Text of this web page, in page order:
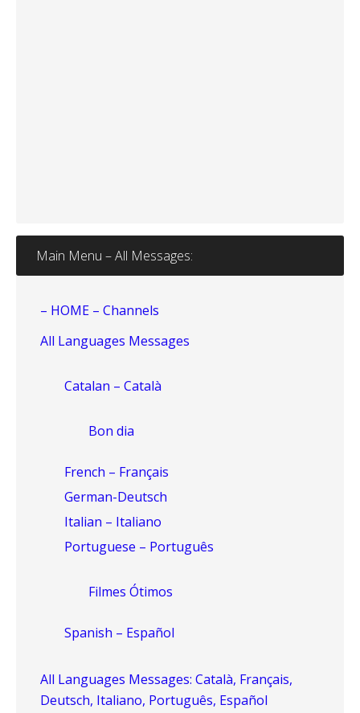
Main Menu – All Messages:
– HOME – Channels
All Languages Messages
Catalan – Català
Bon dia
French – Français
German-Deutsch
Italian – Italiano
Portuguese – Português
Filmes Ótimos
Spanish – Español
All Languages Messages: Català, Français,
Deutsch, Italiano, Português, Español